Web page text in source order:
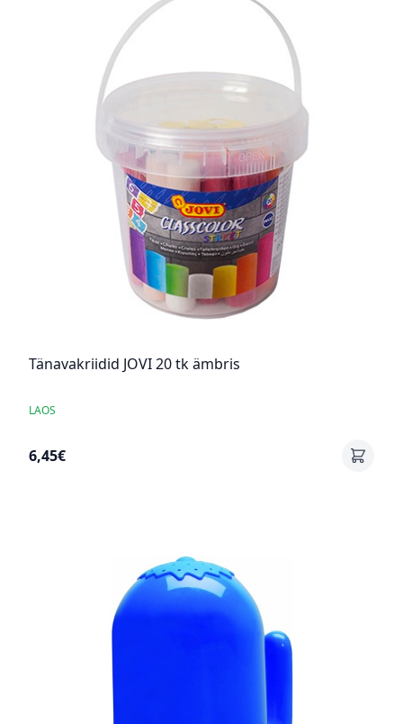
Tänavakriidid JOVI 20 tk ämbris
LAOS
6,45€